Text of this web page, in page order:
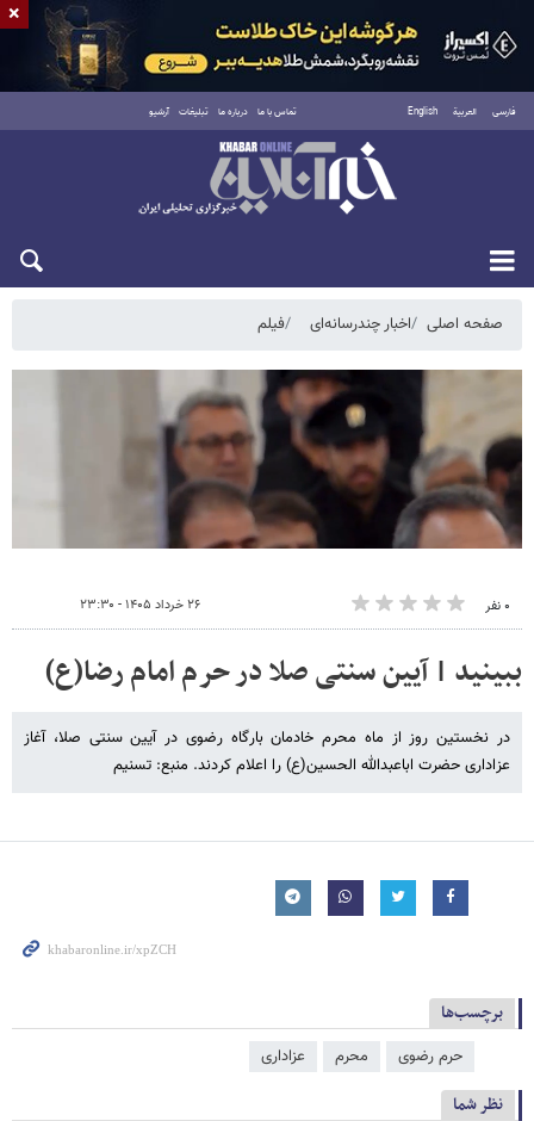
فارسی العربية English تماس با ما درباره ما تبلیغات آرشیو
پنجشنبه ۱۵ مرداد ۱۴۰۵
صفحه اصلی اخبار چندرسانه‌ای فیلم
۰ نفر ۲۶ خرداد ۱۴۰۵ - ۲۳:۳۰
ببینید | آیین سنتی صلا در حرم امام رضا(ع)
در نخستین روز از ماه محرم خادمان بارگاه رضوی در آیین سنتی صلا، آغاز
عزاداری حضرت اباعبدالله الحسین(ع) را اعلام کردند. منبع: تسنیم
برچسب‌ها
حرم رضوی محرم عزاداری
نظر شما
×